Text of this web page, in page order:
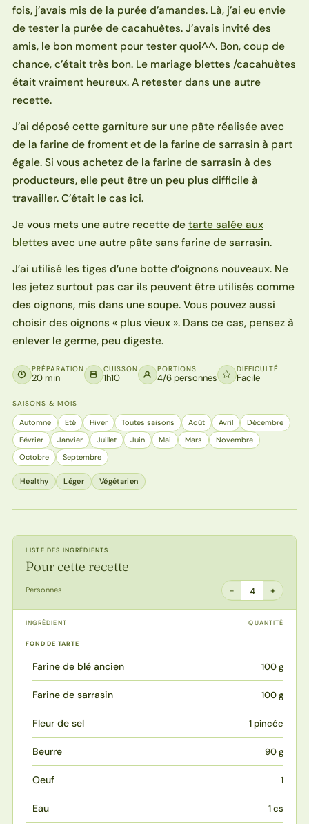
fois, j’avais mis de la purée d’amandes. Là, j’ai eu envie
de tester la purée de cacahuètes. J’avais invité des
amis, le bon moment pour tester quoi^^. Bon, coup de
chance, c’était très bon. Le mariage blettes /cacahuètes
était vraiment heureux. A retester dans une autre
recette.
J’ai déposé cette garniture sur une pâte réalisée avec
de la farine de froment et de la farine de sarrasin à part
égale. Si vous achetez de la farine de sarrasin à des
producteurs, elle peut être un peu plus difficile à
travailler. C’était le cas ici.
Je vous mets une autre recette de tarte salée aux
blettes avec une autre pâte sans farine de sarrasin.
J’ai utilisé les tiges d’une botte d’oignons nouveaux. Ne
les jetez surtout pas car ils peuvent être utilisés comme
des oignons, mis dans une soupe. Vous pouvez aussi
choisir des oignons « plus vieux ». Dans ce cas, pensez à
enlever le germe, peu digeste.
PRÉPARATION
20 min
CUISSON
1h10
PORTIONS
4/6 personnes
DIFFICULTÉ
Facile
SAISONS & MOIS
Automne Eté Hiver Toutes saisons Août Avril
Décembre
Février
Janvier Juillet Juin Mai Mars
Novembre
Octobre
Septembre
Healthy Léger Végétarien
LISTE DES INGRÉDIENTS
Pour cette recette
Personnes − 4 +
INGRÉDIENT QUANTITÉ
FOND DE TARTE
Farine de blé ancien 100 g
Farine de sarrasin 100 g
Fleur de sel 1 pincée
Beurre 90 g
Oeuf 1
Eau 1 cs